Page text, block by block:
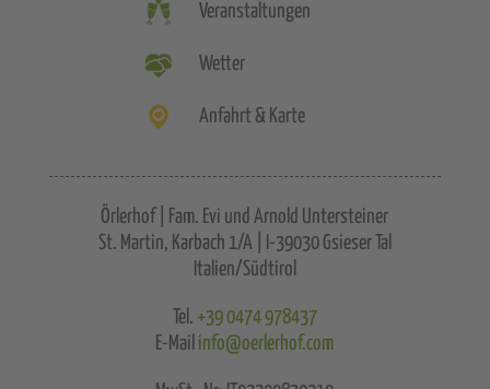
Veranstaltungen
Wetter
Anfahrt & Karte
Örlerhof | Fam. Evi und Arnold Untersteiner
St. Martin, Karbach 1/A | I-39030 Gsieser Tal
Italien/Südtirol
Tel. +39 0474 978437
E-Mail info@oerlerhof.com